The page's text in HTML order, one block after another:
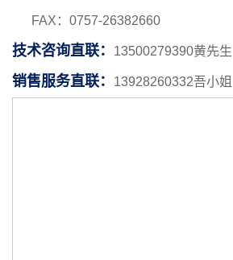
FAX：0757-26382660
技术咨询直联： 13500279390黄先生
销售服务直联： 13928260332吾小姐